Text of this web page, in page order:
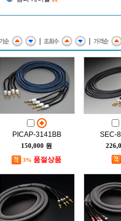
| |
PICAP-3141BB
150,000 원
3% 품절상품
SEC-